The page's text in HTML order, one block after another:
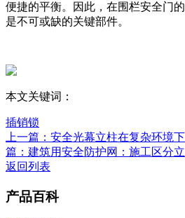
便捷的平衡。因此，在围栏安全门
是不可或缺的关键部件。
本文关键词：
插销锁
上一篇：安全光幕立柱在复杂环境
篇：建筑用安全防护网：施工区分
返回列表
产品百科